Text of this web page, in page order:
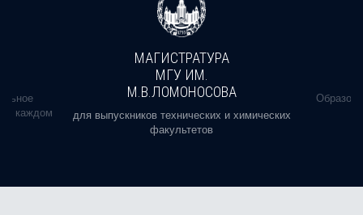
в каждом
МАГИСТРАТУРА
МГУ ИМ.
М.В.ЛОМОНОСОВА
для выпускников технических и химических
факультетов